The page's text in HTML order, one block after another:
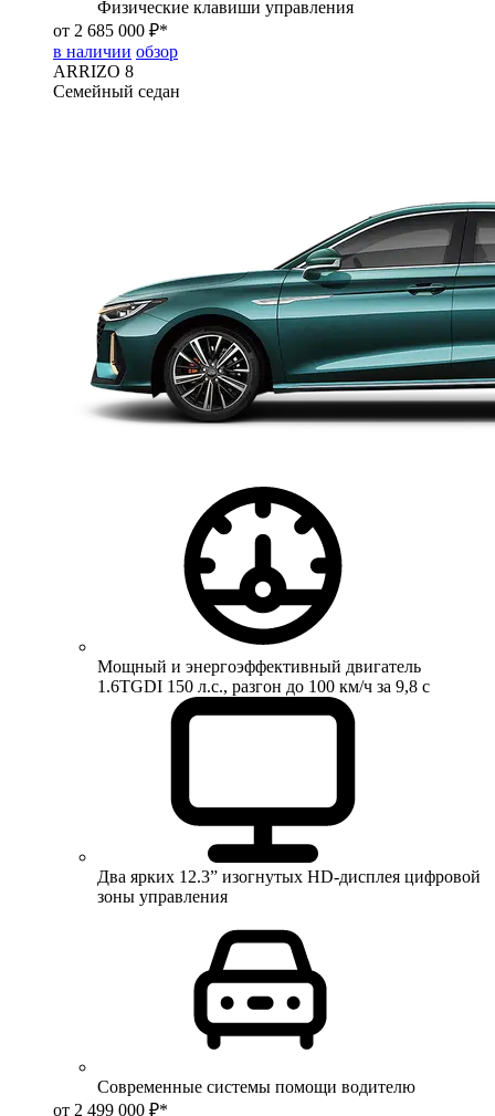
Физические клавиши управления
от 2 685 000 ₽*
в наличии обзор
ARRIZO 8
Семейный седан
Мощный и энергоэффективный двигатель
1.6TGDI 150 л.с., разгон до 100 км/ч за 9,8 с
Два ярких 12.3” изогнутых HD-дисплея цифровой
зоны управления
Современные системы помощи водителю
от 2 499 000 ₽*